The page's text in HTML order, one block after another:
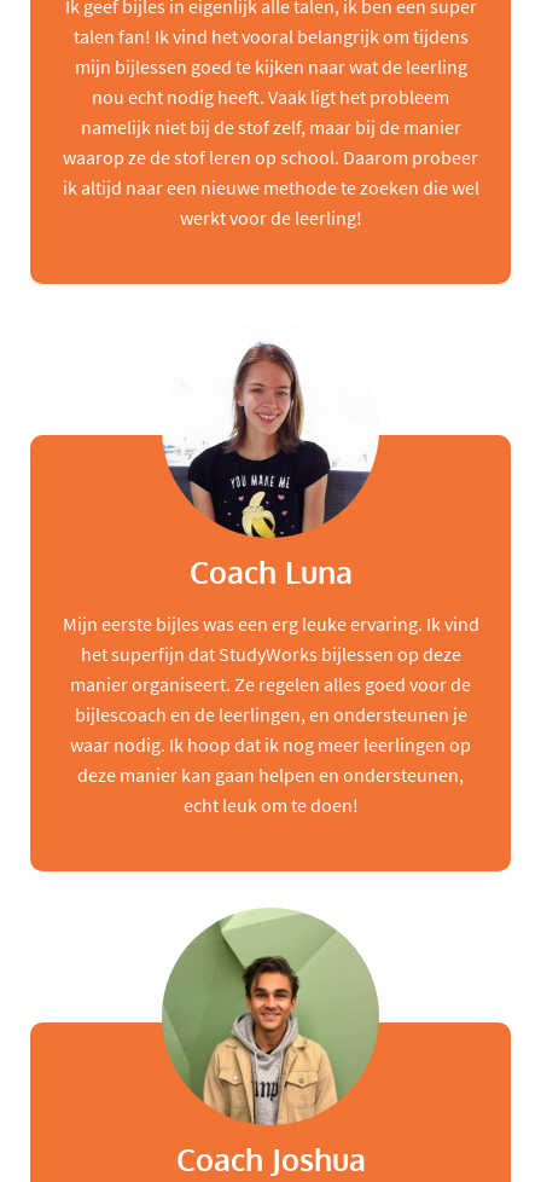
Ik geef bijles in eigenlijk alle talen, ik ben een super
talen fan! Ik vind het vooral belangrijk om tijdens
mijn bijlessen goed te kijken naar wat de leerling
nou echt nodig heeft. Vaak ligt het probleem
namelijk niet bij de stof zelf, maar bij de manier
waarop ze de stof leren op school. Daarom probeer
ik altijd naar een nieuwe methode te zoeken die wel
werkt voor de leerling!
Coach Luna
Mijn eerste bijles was een erg leuke ervaring. Ik vind
het superfijn dat StudyWorks bijlessen op deze
manier organiseert. Ze regelen alles goed voor de
bijlescoach en de leerlingen, en ondersteunen je
waar nodig. Ik hoop dat ik nog meer leerlingen op
deze manier kan gaan helpen en ondersteunen,
echt leuk om te doen!
Coach Joshua